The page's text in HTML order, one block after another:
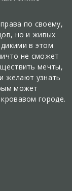
по своему,
но и живых
в этом
не сможет
мечты,
желают узнать
может
городе.